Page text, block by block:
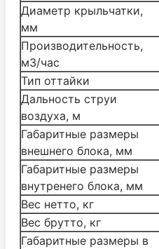
Диаметр крыльчатки,
мм
Производительность,
м3/час
Тип оттайки
Дальность струи
воздуха, м
Габаритные размеры
внешнего блока, мм
Габаритные размеры
внутренего блока, мм
Вес нетто, кг
Вес брутто, кг
Габаритные размеры в